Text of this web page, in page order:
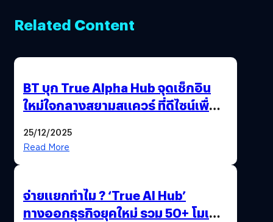
Related Content
BT บุก True Alpha Hub จุดเช็กอิน
ใหม่ใจกลางสยามสแควร์ ที่ดีไซน์เพื่อ
25/12/2025
Read More
จ่ายแยกทำไม ? ‘True AI Hub’
ทางออกธุรกิจยุคใหม่ รวม 50+ โมเดล